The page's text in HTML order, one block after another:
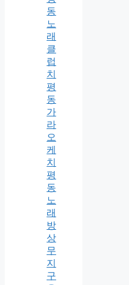
동
노
래
클
럽
치
평
동
가
라
오
케
치
평
동
노
래
방
상
무
지
구